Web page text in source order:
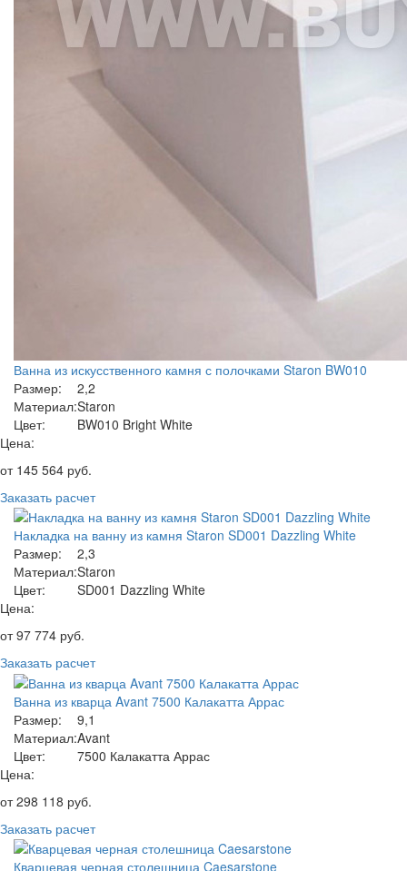
Ванна из искусственного камня с полочками Staron BW010
Размер:
2,2
Материал:Staron
Цвет:
BW010 Bright White
Цена:
от 145 564 руб.
Заказать расчет
Накладка на ванну из камня Staron SD001 Dazzling White
Размер:
2,3
Материал:Staron
Цвет:
SD001 Dazzling White
Цена:
от97 774 руб.
Заказать расчет
Ванна из кварца Avant 7500 Калакатта Аррас
Размер:
9,1
Материал:Avant
Цвет:
7500 Калакатта Аррас
Цена:
от298 118 руб.
Заказать расчет
Кварцевая черная столешница Caesarstone